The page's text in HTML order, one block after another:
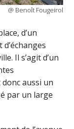
@ Benoît Fougeirol
d’un
Il s’agit d’un
aussi un
par un large